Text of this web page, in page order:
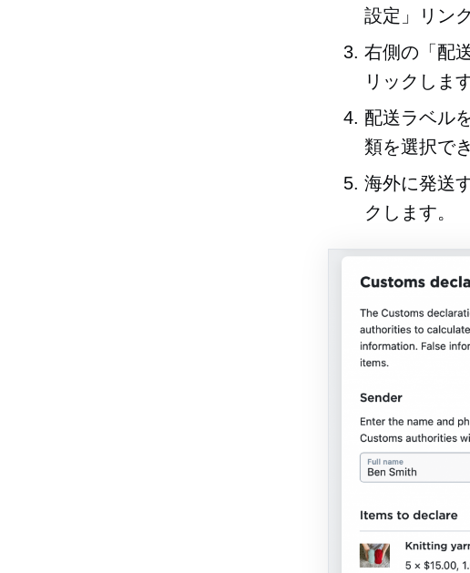
設定」リン
右側の「配
リックします
配送ラベル
類を選択で
海外に発送
クします。